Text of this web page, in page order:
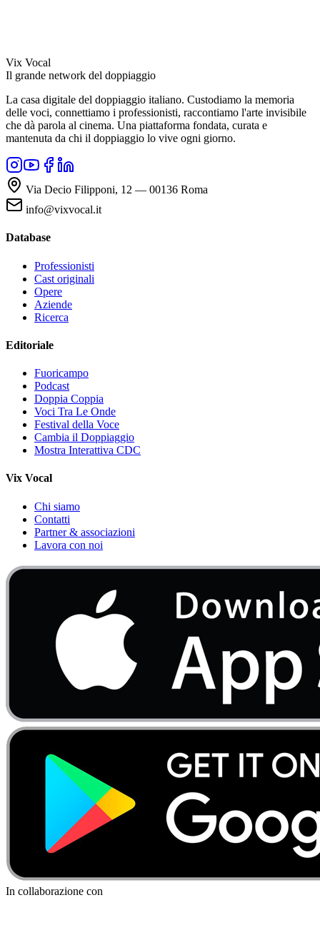
Vix Vocal
Il grande network del doppiaggio
La casa digitale del doppiaggio italiano. Custodiamo la memoria
delle voci, connettiamo i professionisti, raccontiamo l'arte invisibile
che dà parola al cinema. Una piattaforma fondata, curata e
mantenuta da chi il doppiaggio lo vive ogni giorno.
Via Decio Filipponi, 12 — 00136 Roma
info@vixvocal.it
Database
Professionisti
Cast originali
Opere
Aziende
Ricerca
Editoriale
Fuoricampo
Podcast
Doppia Coppia
Voci Tra Le Onde
Festival della Voce
Cambia il Doppiaggio
Mostra Interattiva CDC
Vix Vocal
Chi siamo
Contatti
Partner & associazioni
Lavora con noi
In collaborazione con